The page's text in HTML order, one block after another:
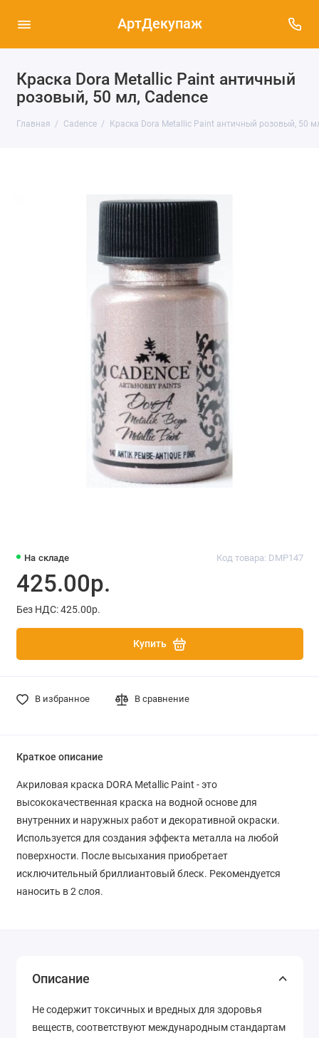
АртДекупаж
Краска Dora Metallic Paint античный
розовый, 50 мл, Cadence
Главная Cadence Краска Dora Metallic Paint античный розовый, 50
На складе Код товара: DMP147
425.00р.
Без НДС: 425.00р.
Купить
В избранное В сравнение
Краткое описание
Акриловая краска DORA Metallic Paint - это
высококачественная краска на водной основе для
внутренних и наружных работ и декоративной окраски.
Используется для создания эффекта металла на любой
поверхности. После высыхания приобретает
исключительный бриллиантовый блеск. Рекомендуется
наносить в 2 слоя.
Описание
Не содержит токсичных и вредных для здоровья
веществ, соответствуют международным стандартам